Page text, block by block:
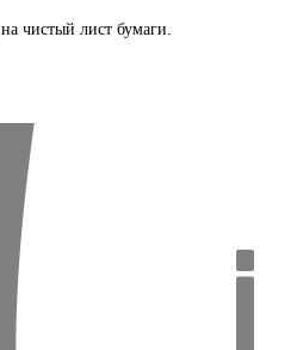
чистый лист бумаги.